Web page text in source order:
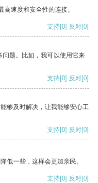
速度和安全性的连接。
支持[0] 反对[0]
题。比如，我可以使用它来
支持[0] 反对[0]
够及时解决，让我能够安心工
支持[0] 反对[0]
低一些，这样会更加亲民。
支持[0] 反对[0]